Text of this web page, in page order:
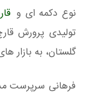
نوع دکمه ای و
گلستان، به بازار
فرهانی سرپرست